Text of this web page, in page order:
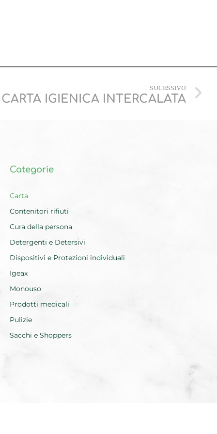
SUCESSIVO
CARTA IGIENICA INTERCALATA
Categorie
Carta
Contenitori rifiuti
Cura della persona
Detergenti e Detersivi
Dispositivi e Protezioni individuali
Igeax
Monouso
Prodotti medicali
Pulizie
Sacchi e Shoppers